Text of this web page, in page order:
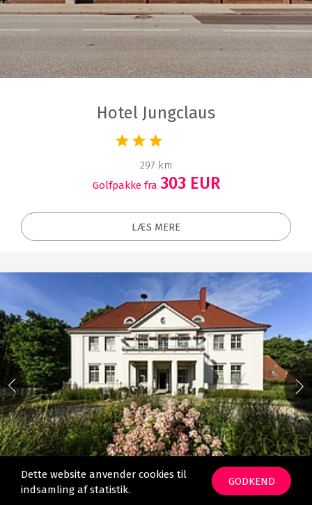
Hotel Jungclaus
297 km
Golfpakke fra 303 EUR
LÆS MERE
Dette website anvender cookies til
indsamling af statistik.
GODKEND